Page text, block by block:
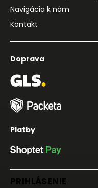
Navigácia k nám
Kontakt
Doprava
Platby
PRIHLÁSENIE